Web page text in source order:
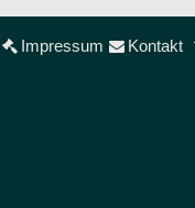
Impressum Kontakt